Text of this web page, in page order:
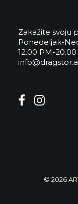
Zakažite svoju
Ponedeljak-
12.00 PM-20.00
© 2026